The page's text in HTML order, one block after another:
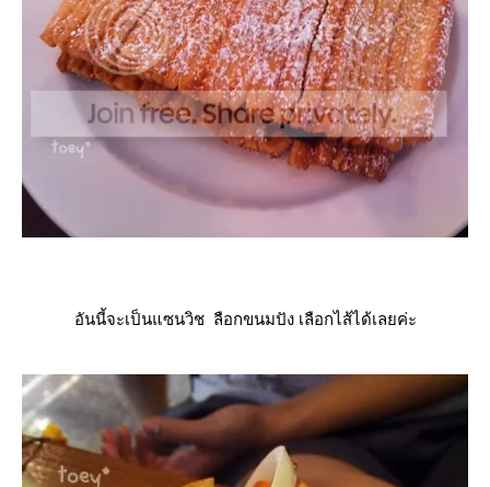
อันนี้จะเป็นแซนวิช ลือกขนมปัง เลือกไส้ได้เลยค่ะ